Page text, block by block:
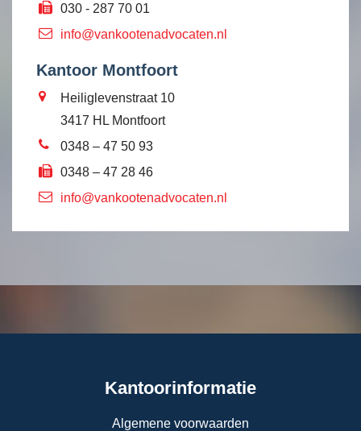
030 - 287 70 01
info@vankootenadvocaten.nl
Kantoor Montfoort
Heiliglevenstraat 10
3417 HL Montfoort
0348 – 47 50 93
0348 – 47 28 46
info@vankootenadvocaten.nl
Kantoorinformatie
Algemene voorwaarden